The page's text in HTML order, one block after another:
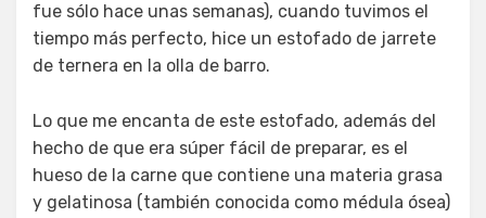
fue sólo hace unas semanas), cuando tuvimos el
tiempo más perfecto, hice un estofado de jarrete
de ternera en la olla de barro.
Lo que me encanta de este estofado, además del
hecho de que era súper fácil de preparar, es el
hueso de la carne que contiene una materia grasa
y gelatinosa (también conocida como médula ósea)